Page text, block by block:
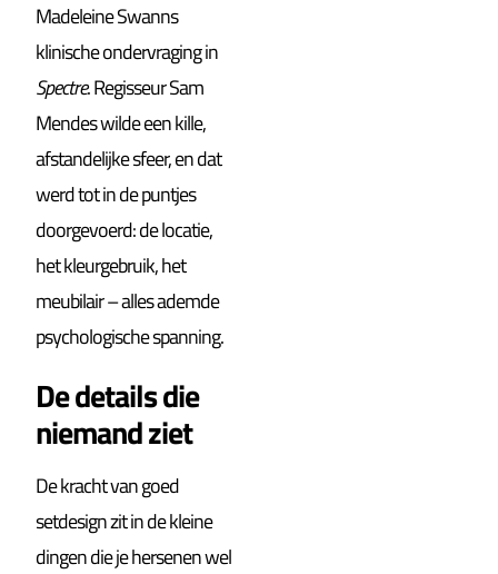
Madeleine Swanns
klinische ondervraging in
Spectre. Regisseur Sam
Mendes wilde een kille,
afstandelijke sfeer, en dat
werd tot in de puntjes
doorgevoerd: de locatie,
het kleurgebruik, het
meubilair – alles ademde
psychologische spanning.
De details die
niemand ziet
De kracht van goed
setdesign zit in de kleine
dingen die je hersenen wel